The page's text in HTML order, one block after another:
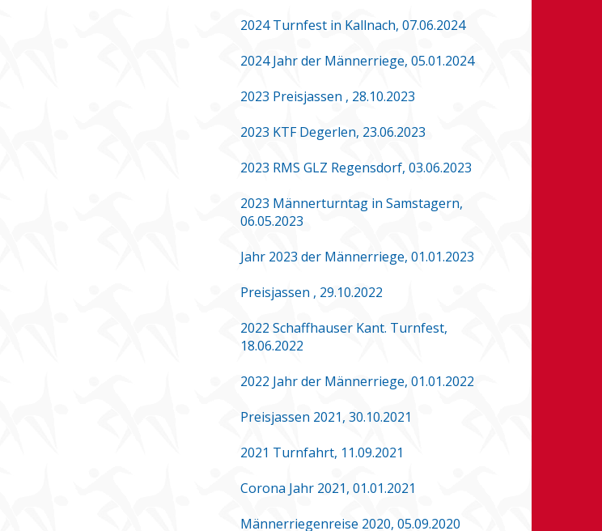
2024 Turnfest in Kallnach, 07.06.2024
2024 Jahr der Männerriege, 05.01.2024
2023 Preisjassen , 28.10.2023
2023 KTF Degerlen, 23.06.2023
2023 RMS GLZ Regensdorf, 03.06.2023
2023 Männerturntag in Samstagern,
06.05.2023
Jahr 2023 der Männerriege, 01.01.2023
Preisjassen , 29.10.2022
2022 Schaffhauser Kant. Turnfest,
18.06.2022
2022 Jahr der Männerriege, 01.01.2022
Preisjassen 2021, 30.10.2021
2021 Turnfahrt, 11.09.2021
Corona Jahr 2021, 01.01.2021
Männerriegenreise 2020, 05.09.2020